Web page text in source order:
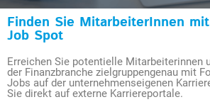
Finden Sie MitarbeiterInnen
Job Spot
Erreichen Sie potentielle Mitarbeiterinnen
der Finanzbranche zielgruppengenau mit
Jobs auf der unternehmenseigenen
Sie direkt auf externe Karriereportale.